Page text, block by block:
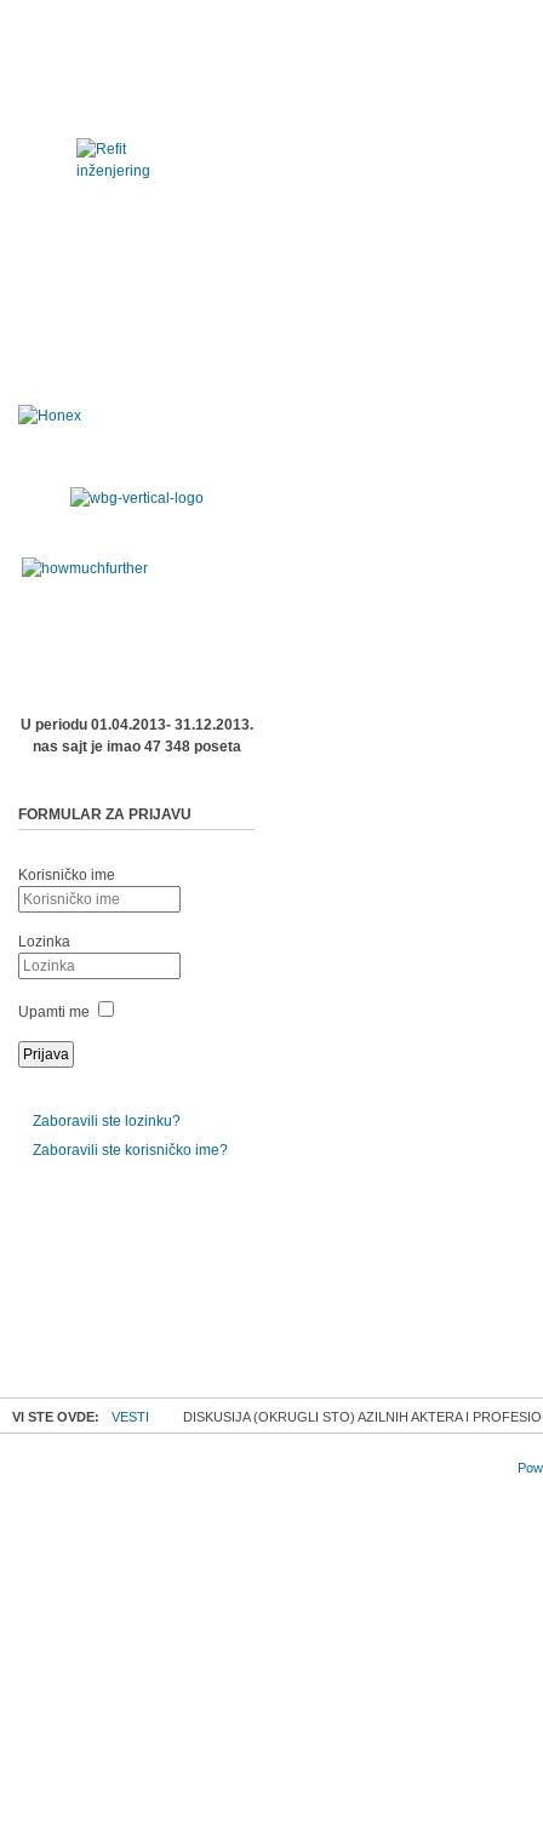
U periodu 01.04.2013- 31.12.2013.
nas sajt je imao 47 348 poseta
FORMULAR ZA PRIJAVU
Korisničko ime
Lozinka
Upamti me
Zaboravili ste lozinku?
Zaboravili ste korisničko ime?
VI STE OVDE: VESTI DISKUSIJA (OKRUGLI STO) AZILNIH AKTERA I